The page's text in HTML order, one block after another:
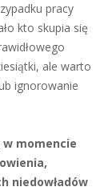
pracy
kto skupia się
ale warto
ignorowanie
w momencie
niedowładów